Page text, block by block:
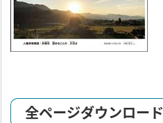
全ページダウンロード